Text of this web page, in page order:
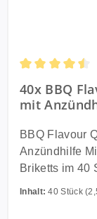
40x BBQ
mit
BBQ Flavour
Anzündhilfe Mit den BBQ Flavour Quick Koko
Briketts im 40
Inhalt:40 Stück